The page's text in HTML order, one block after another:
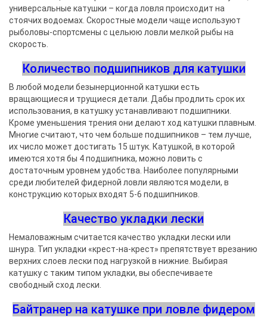
универсальные катушки – когда ловля происходит на
стоячих водоемах. Скоростные модели чаще используют
рыболовы-спортсмены с цельюю ловли мелкой рыбы на
скорость.
Количество подшипников для катушки
В любой модели безынерционной катушки есть
вращающиеся и трущиеся детали. Дабы продлить срок их
использования, в катушку устанавливают подшипники.
Кроме уменьшения трения они делают ход катушки плавным.
Многие считают, что чем больше подшипников – тем лучше,
их число может достигать 15 штук. Катушкой, в которой
имеются хотя бы 4 подшипника, можно ловить с
достаточным уровнем удобства. Наиболее популярными
среди любителей фидерной ловли являются модели, в
конструкцию которых входят 5-6 подшипников.
Качество укладки лески
Немаловажным считается качество укладки лески или
шнура. Тип укладки «крест-на-крест» препятствует врезанию
верхних слоев лески под нагрузкой в нижние. Выбирая
катушку с таким типом укладки, вы обеспечиваете
свободный сход лески.
Байтранер на катушке при ловле фидером